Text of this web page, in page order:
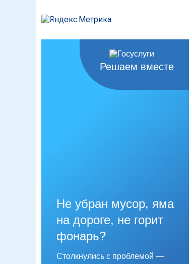
Решаем вместе
Не убран мусор, яма
на дороге, не горит
фонарь?
Столкнулись с проблемой —